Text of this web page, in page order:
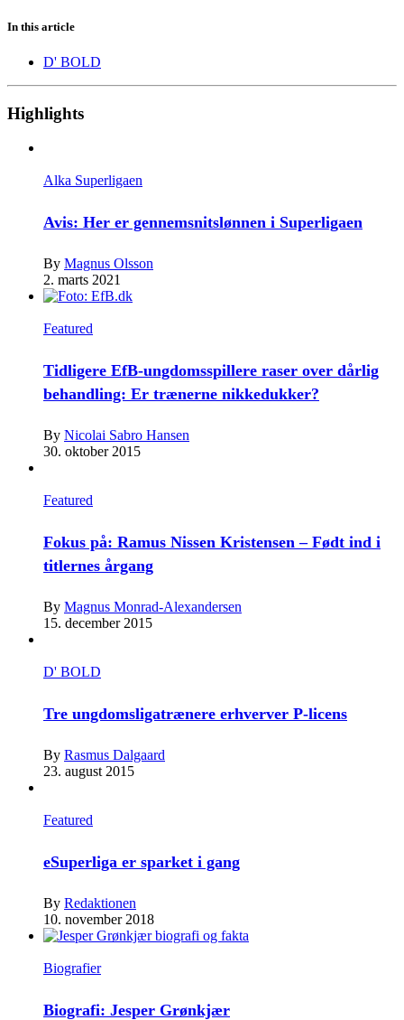
In this article
D' BOLD
Highlights
Alka Superligaen
Avis: Her er gennemsnitslønnen i Superligaen
By Magnus Olsson
2. marts 2021
Featured
Tidligere EfB-ungdomsspillere raser over dårlig
behandling: Er trænerne nikkedukker?
By Nicolai Sabro Hansen
30. oktober 2015
Featured
Fokus på: Ramus Nissen Kristensen – Født ind i
titlernes årgang
By Magnus Monrad-Alexandersen
15. december 2015
D' BOLD
Tre ungdomsligatrænere erhverver P-licens
By Rasmus Dalgaard
23. august 2015
Featured
eSuperliga er sparket i gang
By Redaktionen
10. november 2018
Biografier
Biografi: Jesper Grønkjær